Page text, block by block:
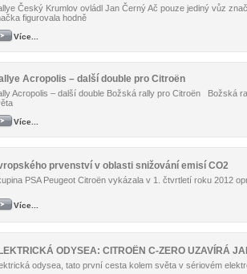
Český Krumlov ovládl Jan Černý Ač pouze jediný vůz
figurovala hodně
Více...
Acropolis – další double pro Citroën
Acropolis – další double Božská rally pro Citroën Božská
Více...
prvenství v oblasti snižování emisí CO2
PSA Peugeot Citroën vykázala v 1. čtvrtletí roku 2012
Více...
ODYSEA: CITROËN C-ZERO UZAVÍRÁ
odysea, tato první cesta kolem světa v sériovém